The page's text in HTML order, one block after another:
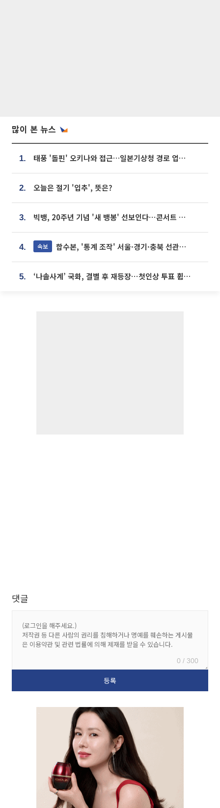
많이 본 뉴스
1. 태풍 '돌핀' 오키나와 접근…일본기상청 경로 업데이트
2. 오늘은 절기 '입추', 뜻은?
3. 빅뱅, 20주년 기념 '새 뱅봉' 선보인다⋯콘서트 앞두고 팝업 개최
4. 속보 합수본, '통계 조작' 서울·경기·충북 선관위 등 추가 압수수색
5. ‘나솔사계’ 국화, 결별 후 재등장⋯첫인상 투표 휩쓸고 ‘인기녀’ 등극
댓글
0 / 300